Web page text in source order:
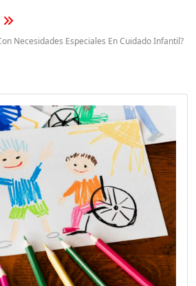
Necesidades Especiales En Cuidado Infantil?